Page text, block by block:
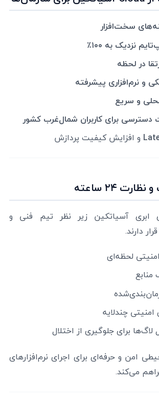
سخت‌افزار
نزدیک به ۱۰۰٪
در لحظه
و نرم‌افزاری پیشرفته
و سریع
دسترسی برای کاربران شمال‌غرب کشور
و افزایش کیفیت پردازش
۲۴ ساعته
ابری آسیاتکین زیر نظر تیم فنی و
لحظه‌ای
چندلایه
برای جلوگیری از اختلال
امن و حرفه‌ای برای اجرای نرم‌افزارهای
می‌کند.